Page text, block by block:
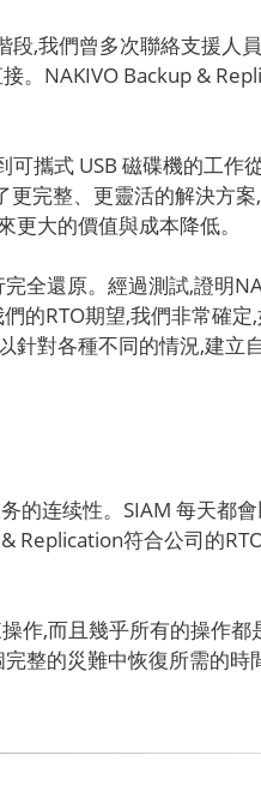
,我們曾多次聯絡支援人
。NAKIVO Backup &
攜式 USB 磁碟機的工作
完整、更靈活的解決方
大的價值與成本降低。
全還原。經過測試,證明
的RTO期望,我們非常確
對各種不同的情況,建立
的连续性。SIAM 每天都
Replication符合公司的
作,而且幾乎所有的操作
整的災難中恢復所需的時